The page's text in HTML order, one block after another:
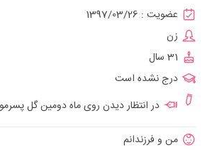
عضویت : 1397/03/26
زن
31 سال
درج نشده است
در انتظار دیدن روی ماه دومین گل
من و فرزندانم